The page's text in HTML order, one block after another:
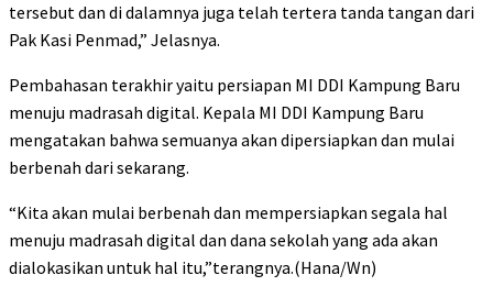
tersebut dan di dalamnya juga telah tertera tanda tangan dari
Pak Kasi Penmad,” Jelasnya.
Pembahasan terakhir yaitu persiapan MI DDI Kampung Baru
menuju madrasah digital. Kepala MI DDI Kampung Baru
mengatakan bahwa semuanya akan dipersiapkan dan mulai
berbenah dari sekarang.
“Kita akan mulai berbenah dan mempersiapkan segala hal
menuju madrasah digital dan dana sekolah yang ada akan
dialokasikan untuk hal itu,”terangnya.(Hana/Wn)